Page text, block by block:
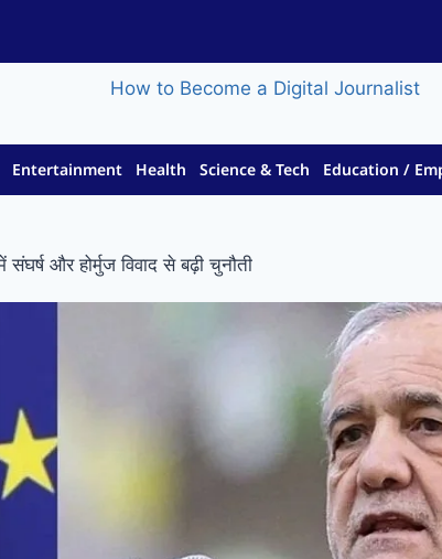
Entertainment Health Science & Tech Education /
और होर्मुज विवाद से बढ़ी चुनौती